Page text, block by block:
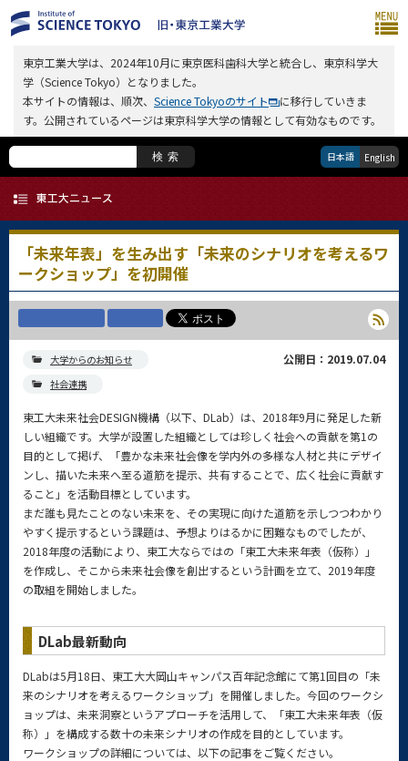
東京工業大学は、2024年10月に東京医科歯科大学と統合し、東京科学大
学（Science Tokyo）となりました。
本サイトの情報は、順次、 Science Tokyoのサイト
に移行していきま
す。公開されているページは東京科学大学の情報として有効なものです。
検索 日本語 English
「未来年表」を生み出す「未来のシナリオを考えるワ
ークショップ」を初開催
大学からのお知らせ
社会連携
公開日：2019.07.04
東工大未来社会DESIGN機構（以下、DLab）は、2018年9月に発足した新
しい組織です。大学が設置した組織としては珍しく社会への貢献を第1の
目的として掲げ、「豊かな未来社会像を学内外の多様な人材と共にデザイ
ンし、描いた未来へ至る道筋を提示、共有することで、広く社会に貢献す
ること」を活動目標としています。
まだ誰も見たことのない未来を、その実現に向けた道筋を示しつつわかり
やすく提示するという課題は、予想よりはるかに困難なものでしたが、
2018年度の活動により、東工大ならではの「東工大未来年表（仮称）」
を作成し、そこから未来社会像を創出するという計画を立て、2019年度
の取組を開始しました。
DLab最新動向
DLabは5月18日、東工大大岡山キャンパス百年記念館にて第1回目の「未
来のシナリオを考えるワークショップ」を開催しました。今回のワークシ
ョップは、未来洞察というアプローチを活用して、「東工大未来年表（仮
称）」を構成する数十の未来シナリオの作成を目的としています。
ワークショップの詳細については、以下の記事をご覧ください。